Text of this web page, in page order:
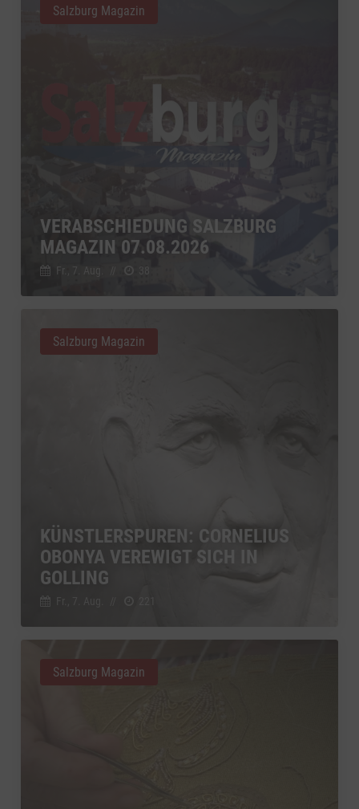
VERABSCHIEDUNG SALZBURG
MAGAZIN 07.08.2026
Fr., 7. Aug. 38
Salzburg Magazin
KÜNSTLERSPUREN: CORNELIUS
OBONYA VEREWIGT SICH IN
GOLLING
Salzburg Magazin
Salzburg Magazin